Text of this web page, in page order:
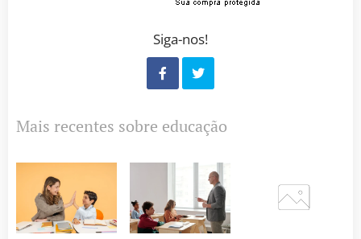
Siga-nos!
Mais recentes sobre educação